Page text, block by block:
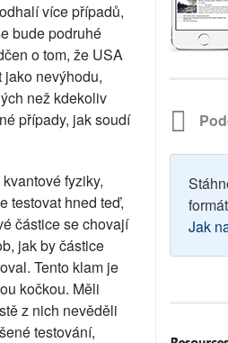
více případů,
bude podruhé
o tom, že USA
nevýhodu,
než kdekoliv
případy, jak soudí
fyziky,
testovat hned teď,
částice se chovají
jak by částice
Tento klam je
kočkou. Měli
z nich nevěděli
testování,
Jak